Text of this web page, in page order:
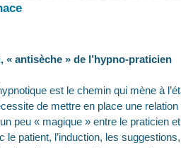
« antisèche » de l’hypno-praticien
est le chemin qui mène à
de mettre en place une
peu « magique » entre le praticien
le patient, l’induction, les